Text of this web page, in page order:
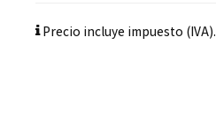
Precio incluye impuesto (IVA).